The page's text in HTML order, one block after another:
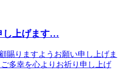
し上げます…
賜りますようお願い申し上げま
多幸を心よりお祈り申し上げ